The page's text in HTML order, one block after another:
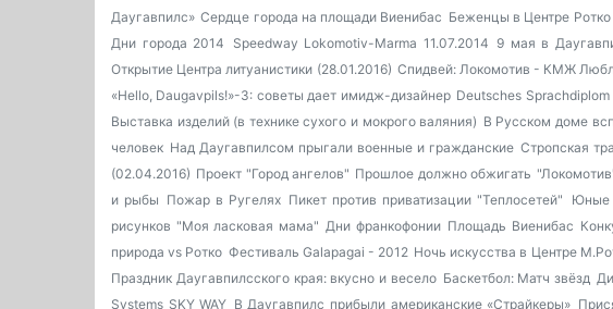
Даугавпилс» Сердце города на площади Виенибас Беженцы в Центре Ротко
Дни города 2014
Speedway Lokomotiv-Marma 11.07.2014 9 мая в
Открытие Центра литуанистики (28.01.2016) Спидвей: Локомотив - КМЖ
«Hello, Daugavpils!»-3: советы дает имидж-дизайнер Deutsches Sprachdiplom
Выставка изделий (в технике сухого и мокрого валяния) В Русском доме
человек Над Даугавпилсом прыгали военные и гражданские Стропская
(02.04.2016) Проект "Город ангелов" Прошлое должно обжигать
и рыбы Пожар в Ругелях Пикет против приватизации "Теплосетей" Юные
рисунков "Моя ласковая мама" Дни франкофонии Площадь Виенибас
природа vs Ротко Фестиваль Galapagai - 2012 Ночь искусства в Центре
Праздник Даугавпилсского края: вкусно и весело Баскетбол: Матч звёзд
Systems SKY WAY В Даугавпилс прибыли американские «Страйкеры»